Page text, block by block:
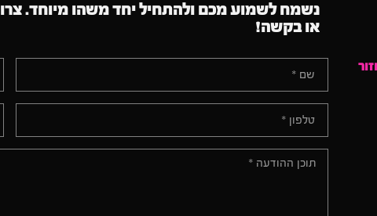
נשמח לשמוע מכם ולהתחיל יחד משהו מיוחד.
או בקשה!